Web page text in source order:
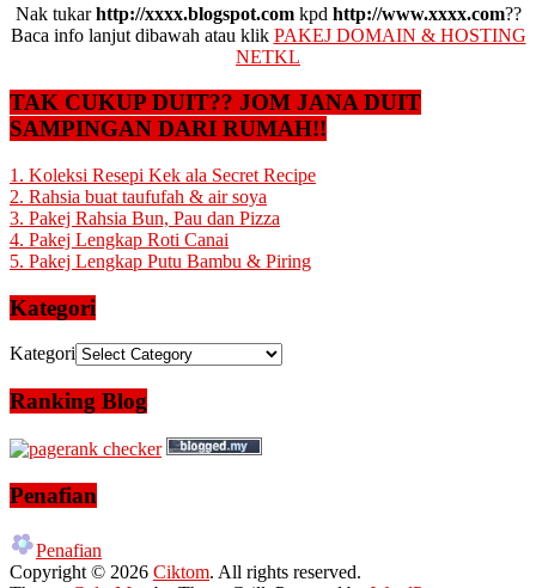
Nak tukarhttp://xxxx.blogspot.comkpd http://www.xxxx.com??
Baca info lanjut dibawah atau klik PAKEJ DOMAIN & HOSTING
NETKL
TAK CUKUP DUIT?? JOM JANA DUIT
SAMPINGAN DARI RUMAH!!
1. Koleksi Resepi Kek ala Secret Recipe
2. Rahsia buat taufufah & air soya
3. Pakej Rahsia Bun, Pau dan Pizza
4. Pakej Lengkap Roti Canai
5. Pakej Lengkap Putu Bambu & Piring
Kategori
Kategori
Ranking Blog
Penafian
Penafian
Copyright © 2026 Ciktom. All rights reserved.